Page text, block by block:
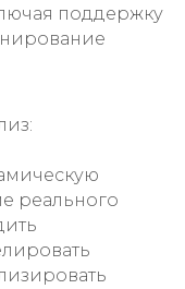
поддержку
реального